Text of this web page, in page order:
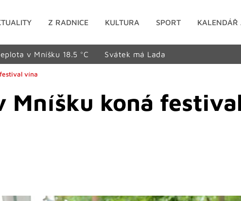
Z RADNICE KULTURA SPORT KALENDÁŘ
v Mníšku 18.5 °C Svátek má Lada
vína
Mníšku koná